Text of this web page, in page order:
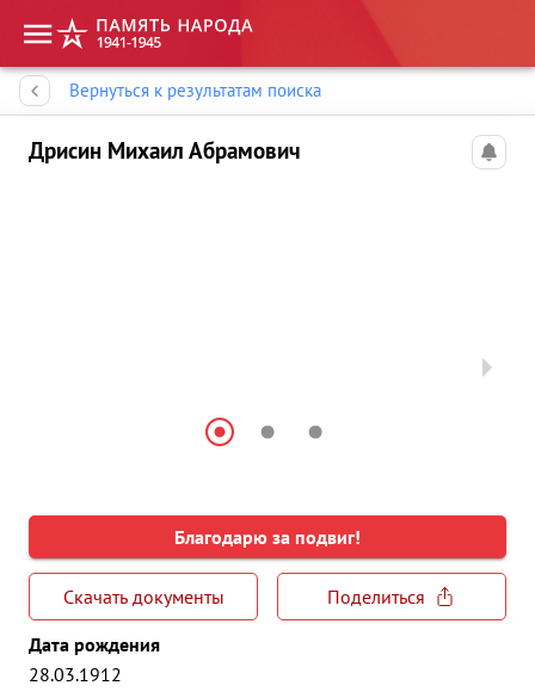
Вернуться к результатам поиска
Дрисин Михаил Абрамович
Благодарю за подвиг!
Скачать документы
Поделиться
Дата рождения
28.03.1912
Память народа